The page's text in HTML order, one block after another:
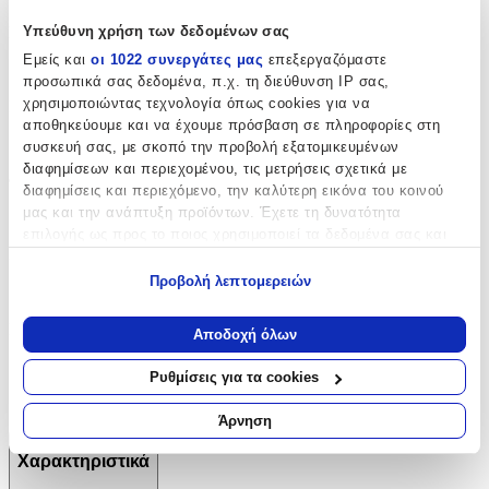
Υπεύθυνη χρήση των δεδομένων σας
Εμείς και οι 1022 συνεργάτες μας επεξεργαζόμαστε
προσωπικά σας δεδομένα, π.χ. τη διεύθυνση IP σας,
χρησιμοποιώντας τεχνολογία όπως cookies για να
αποθηκεύουμε και να έχουμε πρόσβαση σε πληροφορίες στη
συσκευή σας, με σκοπό την προβολή εξατομικευμένων
διαφημίσεων και περιεχομένου, τις μετρήσεις σχετικά με
διαφημίσεις και περιεχόμενο, την καλύτερη εικόνα του κοινού
μας και την ανάπτυξη προϊόντων. Έχετε τη δυνατότητα
Να συλλέξουμε πληροφορίες σχετικά με τη γεωγραφική
σας τοποθεσία, οι οποίες μπορεί να είναι ακριβείς σε
απόσταση μερικών μέτρων
Να αναγνωρίσουμε τη συσκευή σας σαρώνοντας ενεργά
για συγκεκριμένα χαρακτηριστικά (δακτυλικό αποτύπωμα)
Μάθετε περισσότερα σχετικά με τον τρόπο επεξεργασίας των
προσωπικών σας δεδομένων και καθορίστε τις προτιμήσεις σας
Προβολή λεπτομερειών
Αποδοχή όλων
Ρυθμίσεις για τα cookies
Άρνηση
Βινυλίου:
Όχι
Μπορντούρα:
Ναι
Φωσφοριζέ
Όχι
Μήκος
25
cm
Χαρακτηριστικά